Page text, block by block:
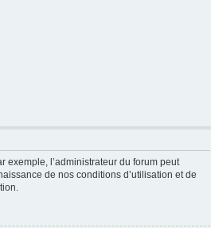
exemple, l’administrateur du forum peut
de nos conditions d’utilisation et de